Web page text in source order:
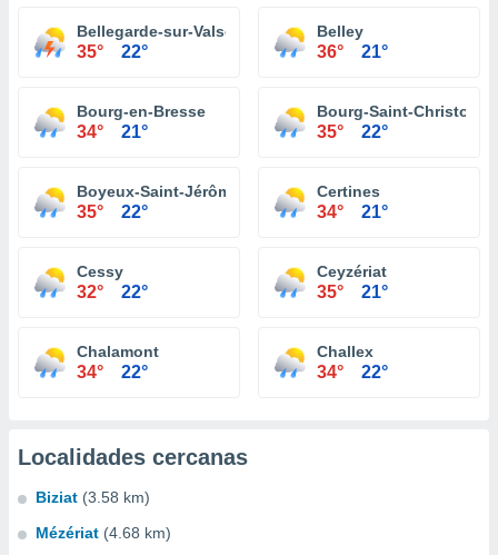
Bellegarde-sur-Valserine
35° 22°
Belley
36° 21°
Bourg-en-Bresse
34° 21°
Bourg-Saint-Christophe
35° 22°
Boyeux-Saint-Jérôme
35° 22°
Certines
34° 21°
Cessy
32° 22°
Ceyzériat
35° 21°
Chalamont
34° 22°
Challex
34° 22°
Localidades cercanas
Biziat (3.58 km)
Mézériat (4.68 km)